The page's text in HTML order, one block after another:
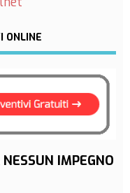
ONLINE
IMPEGNO